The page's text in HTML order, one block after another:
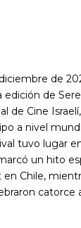
de
de
de Cine
a nivel
tuvo lugar
un hito
en Chile,
catorce